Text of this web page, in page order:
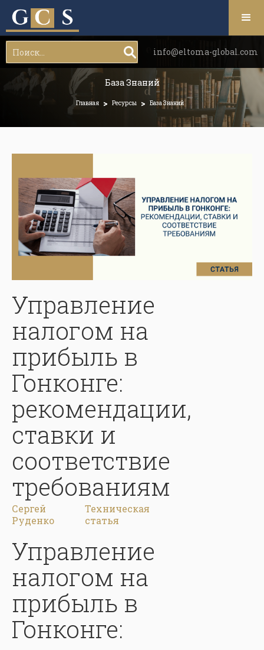
info@eltoma-global.com
База Знаний
Главная > Ресурсы > База Знаний
Управление
налогом на
прибыль в
Гонконге:
рекомендации,
ставки и
соответствие
требованиям
Сергей
Руденко
Техническая
статья
Управление
налогом на
прибыль в
Гонконге: